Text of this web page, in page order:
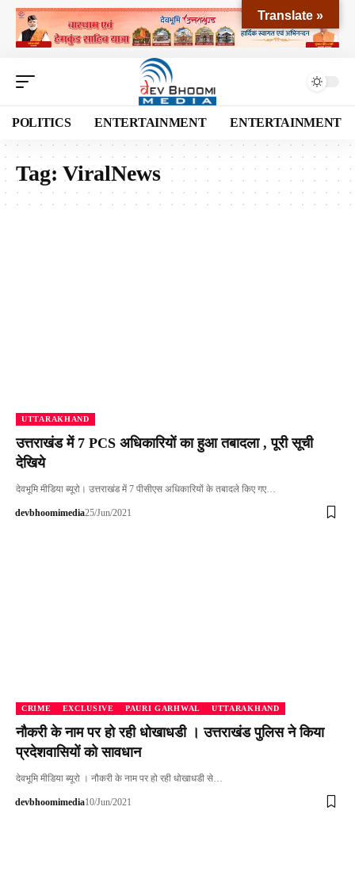
POLITICS ENTERTAINMENT ENTERTAINMENT
Tag: ViralNews
UTTARAKHAND
उत्तराखंड में 7 PCS अधिकारियों का हुआ तबादला , पूरी सूची
देखिये
देवभूमि मीडिया ब्यूरो। उत्तराखंड में 7 पीसीएस अधिकारियों के तबादले किए गए…
devbhoomimedia25/Jun/2021
CRIME EXCLUSIVE PAURI GARHWAL UTTARAKHAND
नौकरी के नाम पर हो रही धोखाधडी । उत्तराखंड पुलिस ने किया
प्रदेशवासियों को सावधान
देवभूमि मीडिया ब्यूरो । नौकरी के नाम पर हो रही धोखाधडी से…
devbhoomimedia10/Jun/2021
Translate »